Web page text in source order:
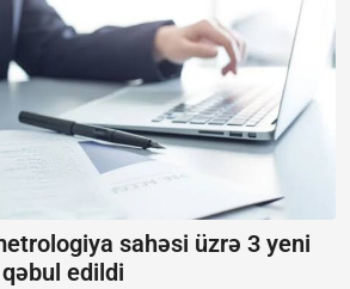
sahəsi üzrə 3 yeni
edildi